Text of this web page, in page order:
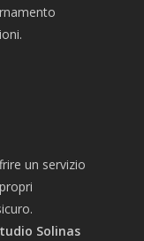
un servizio
Solinas